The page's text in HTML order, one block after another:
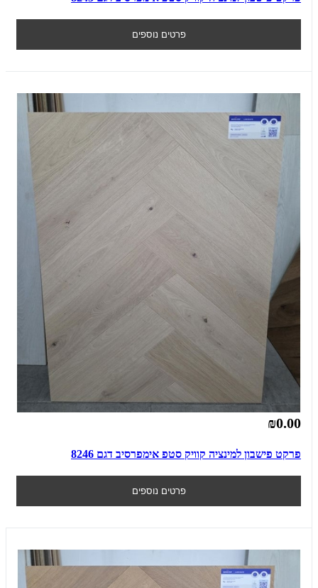
פרטים נוספים
₪0.00
פרקט פישבון למינציה קוויק סטפ אימפרסיב דגם 8246
פרטים נוספים